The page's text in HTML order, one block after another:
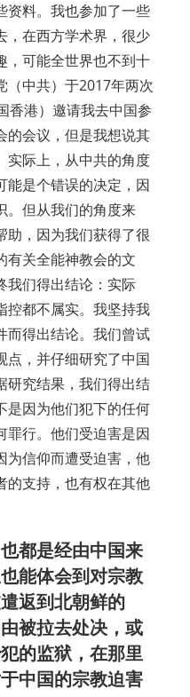
资料。我也参加了一些
，在西方学术界，很少
，可能全世界也不到十
（中共）于2017年两次
香港）邀请我去中国参
的会议，但是我想说其
实际上，从中共的角度
能是个错误的决定，因
。但从我们的角度来
助，因为我们获得了很
有关全能神教会的文
我们得出结论：实际
控都不属实。我坚持我
而得出结论。我们曾试
点，并仔细研究了中国
研究结果，我们得出结
是因为他们犯下的任何
罪行。他们受迫害是因
为信仰而遭受迫害，他
的支持，也有权在其他
都是经由中国来
能体会到对宗教
返到北朝鲜的
被拉去处决，或
的监狱，在那里
中国的宗教迫害